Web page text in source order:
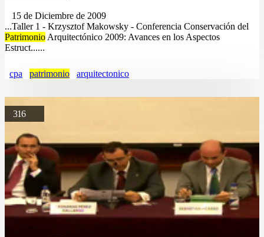
15 de Diciembre de 2009
...Taller 1 - Krzysztof Makowsky - Conferencia Conservación del
Patrimonio Arquitectónico 2009: Avances en los Aspectos
Estruct......
cpa patrimonio arquitectonico
316